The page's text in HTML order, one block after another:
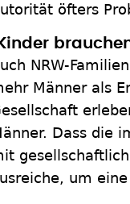
öfters
NRW-
Männer als
Dass die
um